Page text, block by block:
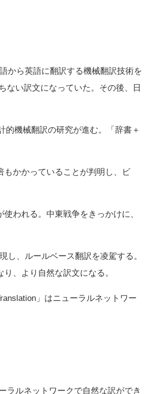
から英語に翻訳する機械翻訳技術を
ない訳文になっていた。その後、日
機械翻訳の研究が進む。「辞書＋
かかっていることが判明し、ビ
われる。中東戦争をきっかけに、
、ルールベース翻訳を凌駕する。
、より自然な訳文になる。
」はニューラルネットワー
ラルネットワークで自然な訳ができ